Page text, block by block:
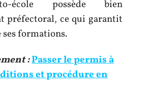
école possède bien
préfectoral, ce qui garantit
formations.
:Passer le permis à
et procédure en